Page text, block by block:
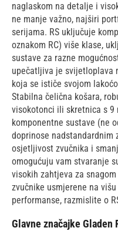
naglaskom na detalje i
ne manje važno, najširi
serijama. RS uključuje
oznakom RC) više klase,
sustave za razne
upečatljiva je svijetloplava
koja se ističe svojom
Stabilna čelična košara,
visokotonci ili skretnica s 9
komponentne sustave (ne
doprinose nadstandardnim
osjetljivost zvučnika i
omogućuju vam stvaranje
visokih zahtjeva za
zvučnike usmjerene na
performanse, razmislite o
Glavne značajke Gladen